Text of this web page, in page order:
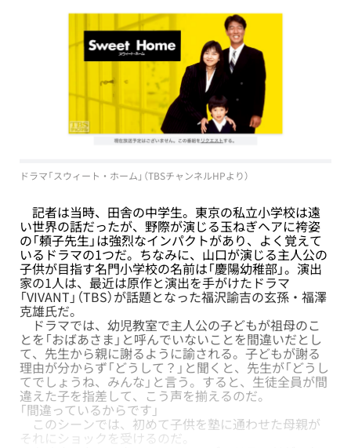
ドラマ「スウィート・ホーム」（TBSチャンネルHPより）
記者は当時、田舎の中学生。東京の私立小学校は遠
い世界の話だったが、野際が演じる玉ねぎヘアに袴姿
の「頼子先生」は強烈なインパクトがあり、よく覚えて
いるドラマの1つだ。ちなみに、山口が演じる主人公の
子供が目指す名門小学校の名前は「慶陽幼稚部」。演出
家の1人は、最近は原作と演出を手がけたドラマ
「VIVANT」（TBS）が話題となった福沢諭吉の玄孫・福澤
克雄氏だ。
ドラマでは、幼児教室で主人公の子どもが祖母のこ
とを「おばあさま」と呼んでいないことを間違いだとし
て、先生から親に謝るように諭される。子どもが謝る
理由が分からず「どうして？」と聞くと、先生が「どうし
てでしょうね、みんな」と言う。すると、生徒全員が間
違えた子を指差して、こう声を揃えるのだ。
「間違っているからです」
このシーンでは、初めて子供を塾に通わせた母親が
それにショックを受けるのだ。